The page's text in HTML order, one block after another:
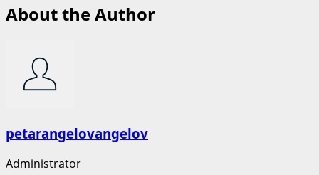
About the Author
petarangelovangelov
Administrator